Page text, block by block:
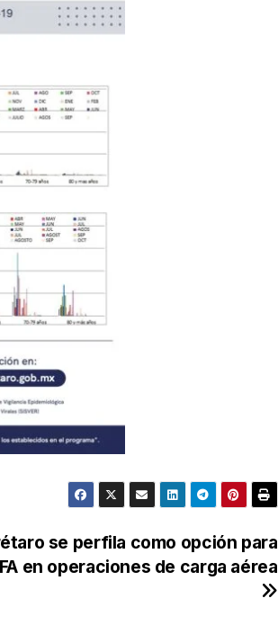
se perfila como opción para
en operaciones de carga aérea